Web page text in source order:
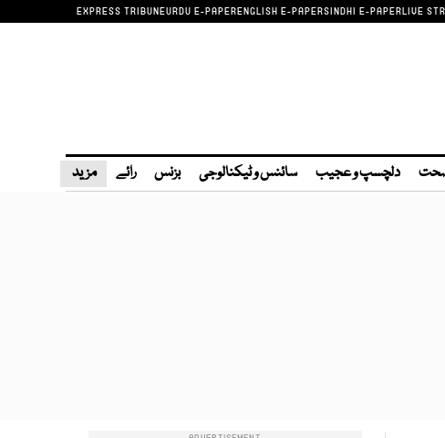
EXPRESS TRIBUNEURDU E-PAPERENGLISH E-PAPERSINDHI E-PAPERLIVE
دلچسپ و عجیب سائنس و ٹیکنالوجی بزنس رائے مزید